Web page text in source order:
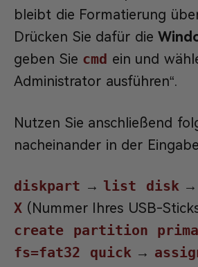
bleibt die Formatierung
Drücken Sie dafür die
geben Sie cmd ein und
Administrator ausführen“.
Nutzen Sie anschließend
nacheinander in der
diskpart → list disk→
X (Nummer Ihres USB-
create partition
fs=fat32 quick→